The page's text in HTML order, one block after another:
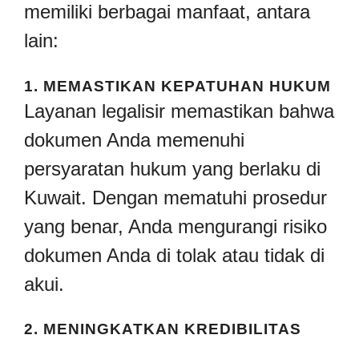
memiliki berbagai manfaat, antara
lain:
1. MEMASTIKAN KEPATUHAN HUKUM
Layanan legalisir memastikan bahwa
dokumen Anda memenuhi
persyaratan hukum yang berlaku di
Kuwait. Dengan mematuhi prosedur
yang benar, Anda mengurangi risiko
dokumen Anda di tolak atau tidak di
akui.
2. MENINGKATKAN KREDIBILITAS